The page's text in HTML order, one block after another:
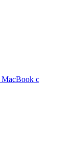
MacBook с